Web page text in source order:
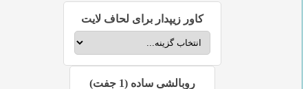
کاور زیپدار برای لحاف لایت
روبالشی ساده (1 جفت)